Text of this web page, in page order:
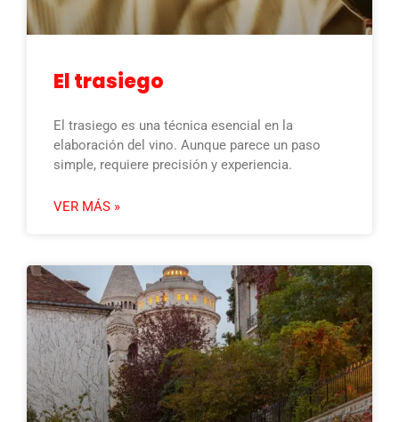
El trasiego
El trasiego es una técnica esencial en la
elaboración del vino. Aunque parece un paso
simple, requiere precisión y experiencia.
VER MÁS »